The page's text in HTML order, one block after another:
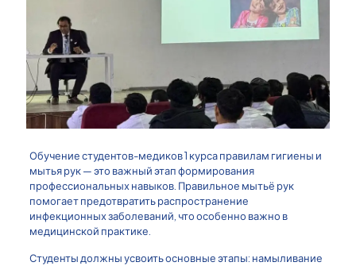
Обучение студентов-медиков 1 курса правилам гигиены и
мытья рук — это важный этап формирования
профессиональных навыков. Правильное мытьё рук
помогает предотвратить распространение
инфекционных заболеваний, что особенно важно в
медицинской практике.
Студенты должны усвоить основные этапы: намыливание